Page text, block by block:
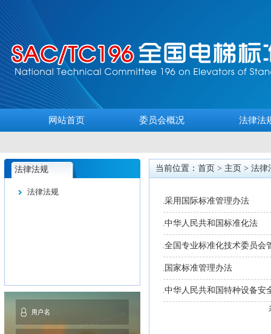
网站首页 委员会概况 法律法
法律法规
法律法规
当前位置：首页 > 主页 >法律
.采用国际标准管理办法
.中华人民共和国标准化法
.全国专业标准化技术委员会
. 国家标准管理办法
.中华人民共和国特种设备安